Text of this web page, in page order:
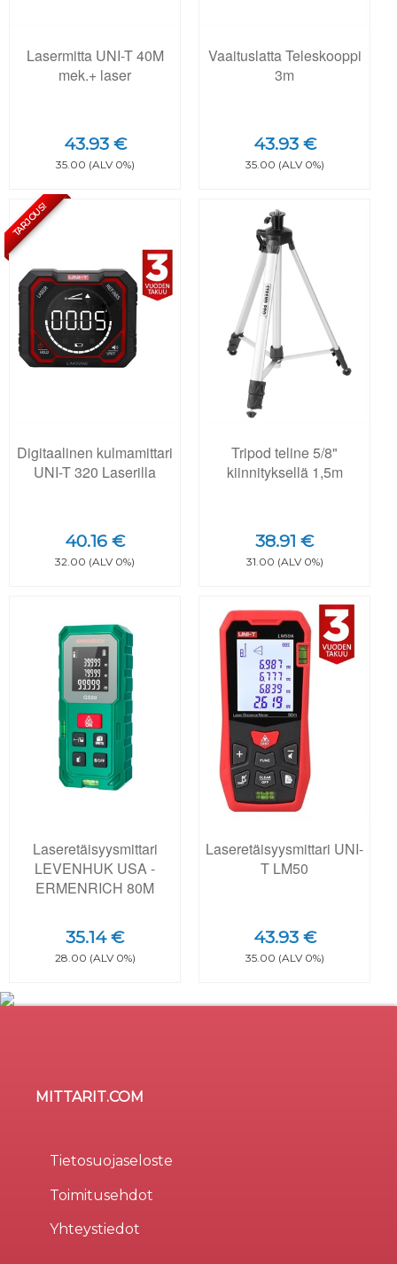
Lasermitta UNI-T 40M
mek.+ laser
43.93 €
35.00 (ALV 0%)
Vaaituslatta Teleskooppi
3m
43.93 €
35.00 (ALV 0%)
TARJOUS!
Digitaalinen kulmamittari
UNI-T 320 Laserilla
40.16 €
32.00 (ALV 0%)
Tripod teline 5/8"
kiinnityksellä 1,5m
38.91 €
31.00 (ALV 0%)
Laseretäisyysmittari
LEVENHUK USA -
ERMENRICH 80M
35.14 €
28.00 (ALV 0%)
Laseretäisyysmittari UNI-
T LM50
43.93 €
35.00 (ALV 0%)
MITTARIT.COM
Tietosuojaseloste
Toimitusehdot
Yhteystiedot
Evästeitä (cookie) käytetään parantamaan sivuston
kolmansien osapuolten tarjoamiin palveluihin.
ValinnallaHyväksy kaikki